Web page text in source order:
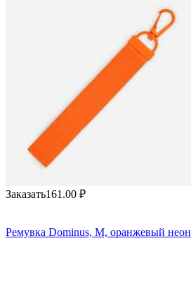
Заказать161.00 ₽
Ремувка Dominus, М, оранжевый неон